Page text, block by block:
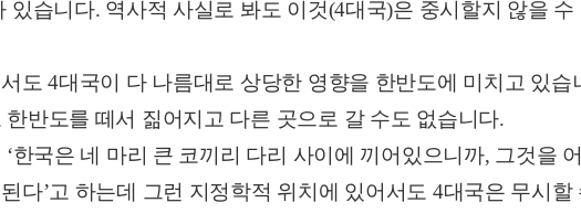
습니다. 역사적 사실로 봐도 이것(4대국)은 중시할지 않을 수
도 4대국이 다 나름대로 상당한 영향을 한반도에 미치고 있습
반도를 떼서 짊어지고 다른 곳으로 갈 수도 없습니다.
한국은 네 마리 큰 코끼리 다리 사이에 끼어있으니까, 그것을
다’고 하는데 그런 지정학적 위치에 있어서도 4대국은 무시할